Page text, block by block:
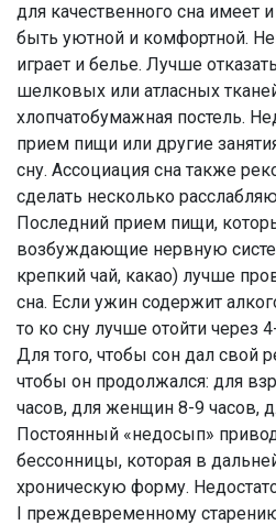
для качественного сна имеет
быть уютной и комфортной.
играет и белье. Лучше
шелковых или атласных
хлопчатобумажная постель.
прием пищи или другие
сну. Ассоциация сна также
сделать несколько
Последний прием пищи,
возбуждающие нервную
крепкий чай, какао) лучше
сна. Если ужин содержит
то ко сну лучше отойти через
Для того, чтобы сон дал свой
чтобы он продолжался: для
часов, для женщин 8-9 часов,
Постоянный «недосып»
бессонницы, которая в
хроническую форму.
I преждевременному